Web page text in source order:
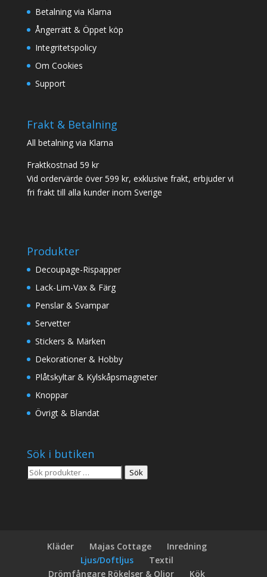
Betalning via Klarna
Ångerrätt & Öppet köp
Integritetspolicy
Om Cookies
Support
Frakt & Betalning
All betalning via Klarna
Fraktkostnad 59 kr
Vid ordervärde över 599 kr, exklusive frakt, erbjuder vi
fri frakt till alla kunder inom Sverige
Produkter
Decoupage-Rispapper
Lack-Lim-Vax & Färg
Penslar & Svampar
Servetter
Stickers & Märken
Dekorationer & Hobby
Plåtskyltar & Kylskåpsmagneter
Knoppar
Övrigt & Blandat
Sök i butiken
Sök
Sök
Kläder Majas Cottage
Inredning
Ljus/Doftljus
Textil
Drömfångare Rökelser & Oljor
Kök